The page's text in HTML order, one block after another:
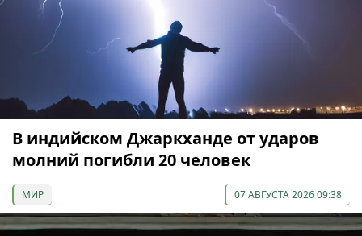
В индийском Джаркханде от ударов
молний погибли 20 человек
МИР 07 АВГУСТА 2026 09:38